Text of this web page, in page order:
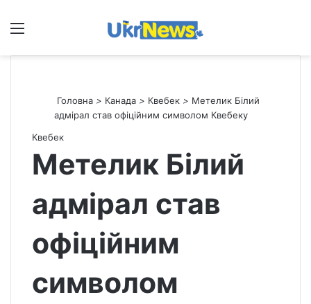
Меню
Головна > Канада > Квебек > Метелик Білий
адмірал став офіційним символом Квебеку
Квебек
Метелик Білий
адмірал став
офіційним
символом